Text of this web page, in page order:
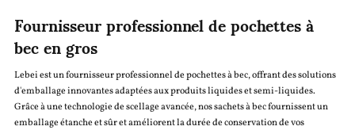
Fournisseur professionnel de pochettes à
bec en gros
Lebei est un fournisseur professionnel de pochettes à bec, offrant des solutions
d'emballage innovantes adaptées aux produits liquides et semi-liquides.
Grâce à une technologie de scellage avancée, nos sachets à bec fournissent un
emballage étanche et sûr et améliorent la durée de conservation de vos